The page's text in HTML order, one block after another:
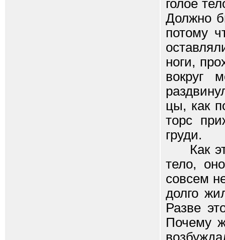
голое
Должно
потому
ноги,
вокруг
цы, как
торс
груди.
Как
тело,
совсем
долго
Разве
Почему